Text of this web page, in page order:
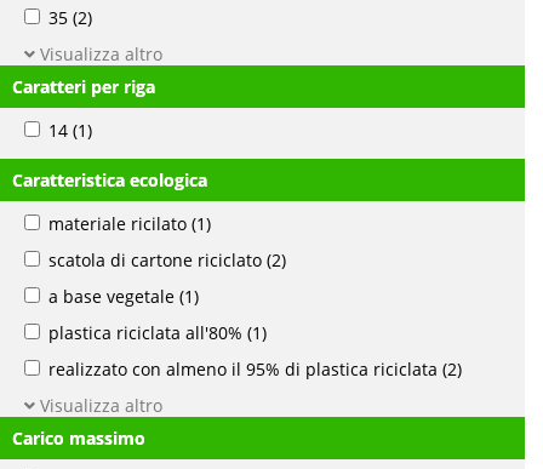
35 (2)
Visualizza altro
Caratteri per riga
14 (1)
Caratteristica ecologica
materiale ricilato (1)
scatola di cartone riciclato (2)
a base vegetale (1)
plastica riciclata all'80% (1)
realizzato con almeno il 95% di plastica riciclata (2)
Visualizza altro
Carico massimo